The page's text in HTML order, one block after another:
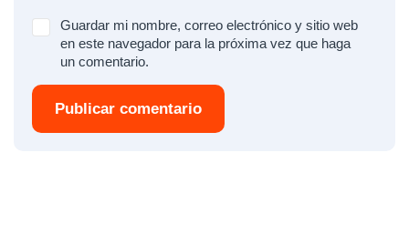
Guardar mi nombre, correo electrónico y sitio web
en este navegador para la próxima vez que haga
un comentario.
Publicar comentario